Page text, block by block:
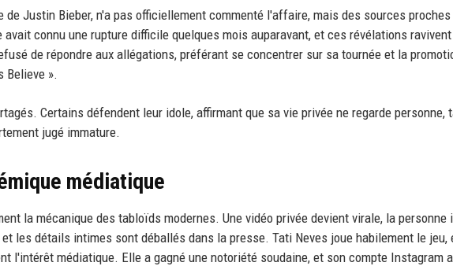
de Justin Bieber, n'a pas officiellement commenté l'affaire, mais des sources
connu une rupture difficile quelques mois auparavant, et ces révélations
de répondre aux allégations, préférant se concentrer sur sa tournée et la
Believe ».
Certains défendent leur idole, affirmant que sa vie privée ne regarde personne,
jugé immature.
médiatique
la mécanique des tabloïds modernes. Une vidéo privée devient virale, la personne
les détails intimes sont déballés dans la presse. Tati Neves joue habilement le jeu,
l'intérêt médiatique. Elle a gagné une notoriété soudaine, et son compte Instagram